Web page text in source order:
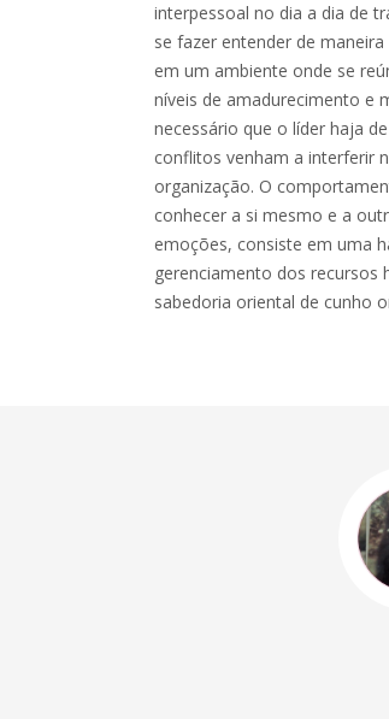
interpessoal no dia a dia de
se fazer entender de
em um ambiente onde se
níveis de amadurecimento e
necessário que o líder haja
conflitos venham a interferir
organização. O
conhecer a si mesmo e a
emoções, consiste em uma
gerenciamento dos recursos
sabedoria oriental de cunho